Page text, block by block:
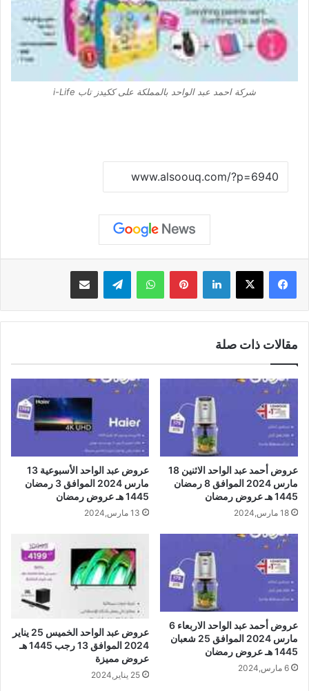
شركة احمد عبد الواحد بالمملكة على ككيدز تاب i-Life
لينكدإن بينتيريستواتساب تيلقرام مشاركة عبر البريد
مقالات ذات صلة
عروض أحمد عبد الواحد الاثنين 18
مارس 2024 الموافق 8 رمضان
1445 هـ عروض رمضان
18 مارس,2024
عروض عبد الواحد الأسبوعية 13
مارس 2024 الموافق 3 رمضان
1445 هـ عروض رمضان
13 مارس,2024
عروض أحمد عبد الواحد الاربعاء 6
مارس 2024 الموافق 25 شعبان
1445 هـ عروض رمضان
6 مارس,2024
عروض عبد الواحد الخميس 25 يناير
2024 الموافق 13 رجب 1445 هـ
عروض مميزة
25 يناير,2024